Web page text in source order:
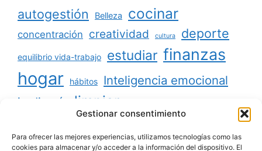
Gestionar consentimiento
Para ofrecer las mejores experiencias, utilizamos tecnologías como las
cookies para almacenar y/o acceder a la información del dispositivo. El
autogestión Belleza cocinar
concentración creatividad cultura deporte
equilibrio vida-trabajo estudiar finanzas
hogar hábitos Inteligencia emocional
jardinería limpiar
minimalismo niños
ordenar organizar productividad